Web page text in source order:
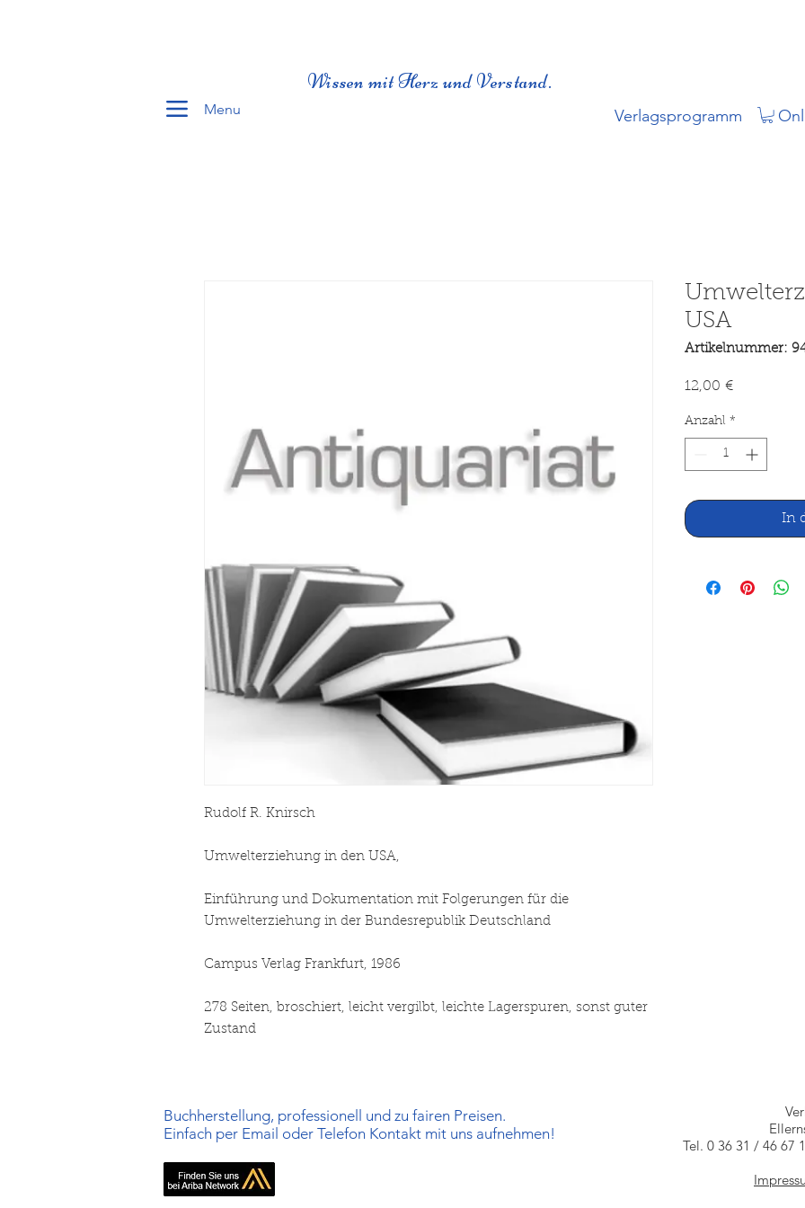
Menu
Wissen mit Herz und Verstand.
Verlagsprogramm
Rudolf R. Knirsch
Umwelterziehung in den USA,
Einführung und Dokumentation mit Folgerungen für die
Umwelterziehung in der Bundesrepublik Deutschland
Campus Verlag Frankfurt, 1986
278 Seiten, broschiert, leicht vergilbt, leichte Lagerspuren, sonst guter
Zustand
USA
Artikelnummer:
12,00 €Preis
Anzahl *
In
Buchherstellung, professionell und zu fairen Preisen.
Einfach per Email oder Telefon Kontakt mit uns aufnehmen!
Tel. 0 36 31 / 46 67